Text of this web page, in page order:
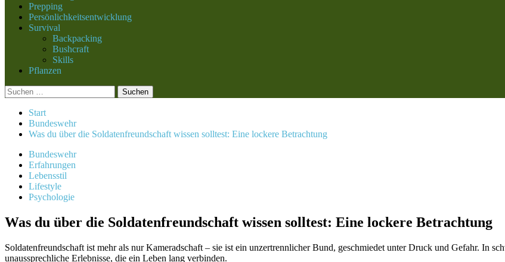
Prepping
Persönlichkeitsentwicklung
Survival
Backpacking
Bushcraft
Skills
Pflanzen
Suchen
nach:
Start
Bundeswehr
Was du über die Soldatenfreundschaft wissen solltest: Eine lockere Betrachtung
Bundeswehr
Erfahrungen
Lebensstil
Lifestyle
Psychologie
Was du über die Soldatenfreundschaft wissen solltest: Eine lockere Betrachtung
Soldatenfreundschaft ist mehr als nur Kameradschaft – sie ist ein unzertrennlicher Bund, geschmiedet unter Druck und Gefahr. In
unaussprechliche Erlebnisse, die ein Leben lang verbinden.